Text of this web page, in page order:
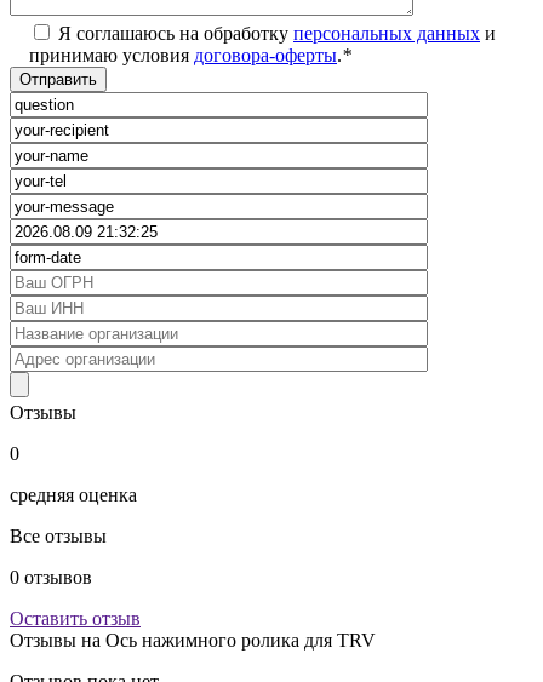
Я соглашаюсь на обработку персональных данных и
принимаю условия договора-оферты.*
Отзывы
0
средняя оценка
Все отзывы
0 отзывов
Оставить отзыв
Отзывы на Ось нажимного ролика для TRV